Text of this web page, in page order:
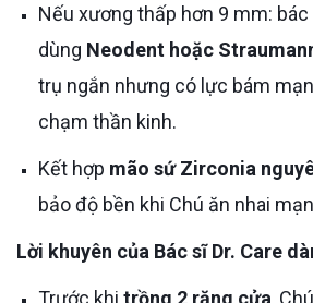
Nếu xương thấp hơn 9 mm: bác sĩ khuyên nên
dùng Neodent hoặc
trụ ngắn nhưng có lực bám
chạm thần kinh.
Kết hợp mão sứ Zirconia
bảo độ bền khi Chú ăn nhai
Lời khuyên của Bác sĩ Dr. Care
Trước khi trồng 2 răng cửa,